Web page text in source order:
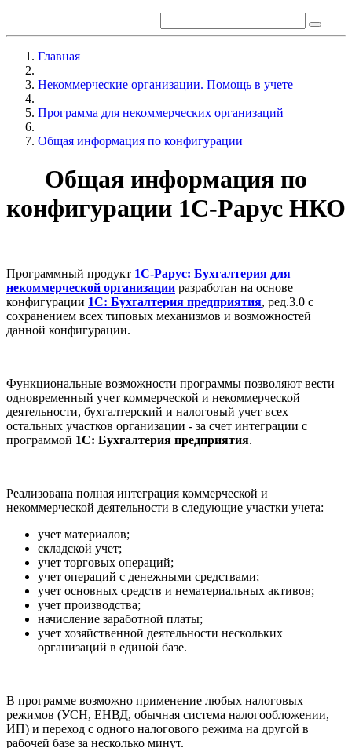
Главная
Некоммерческие организации. Помощь в учете
Программа для некоммерческих организаций
Общая информация по конфигурации
Общая информация по
конфигурации 1С-Рарус НКО
Программный продукт 1С-Рарус: Бухгалтерия для
некоммерческой организации разработан на основе
конфигурации 1С: Бухгалтерия предприятия, ред.3.0 с
сохранением всех типовых механизмов и возможностей
данной конфигурации.
Функциональные возможности программы позволяют вести
одновременный учет коммерческой и некоммерческой
деятельности, бухгалтерский и налоговый учет всех
остальных участков организации - за счет интеграции с
программой 1С: Бухгалтерия предприятия.
Реализована полная интеграция коммерческой и
некоммерческой деятельности в следующие участки учета:
учет материалов;
складской учет;
учет торговых операций;
учет операций с денежными средствами;
учет основных средств и нематериальных активов;
учет производства;
начисление заработной платы;
учет хозяйственной деятельности нескольких
организаций в единой базе.
В программе возможно применение любых налоговых
режимов (УСН, ЕНВД, обычная система налогообложении,
ИП) и переход с одного налогового режима на другой в
рабочей базе за несколько минут.